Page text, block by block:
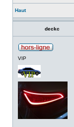
Haut
deckc
VIP